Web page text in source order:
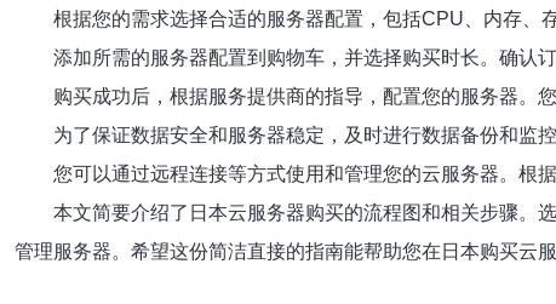
根据您的需求选择合适的服务器配置，包括CPU、内存、
添加所需的服务器配置到购物车，并选择购买时长。确认
购买成功后，根据服务提供商的指导，配置您的服务器。
为了保证数据安全和服务器稳定，及时进行数据备份和监
您可以通过远程连接等方式使用和管理您的云服务器。根
本文简要介绍了日本云服务器购买的流程图和相关步骤。
管理服务器。希望这份简洁直接的指南能帮助您在日本购买云服